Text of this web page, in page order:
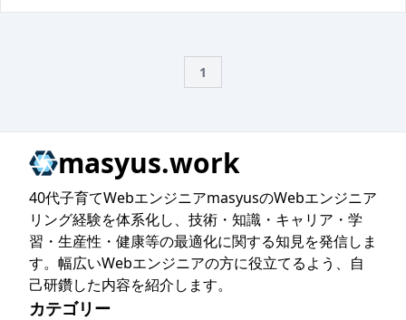
1
masyus.work
40代子育てWebエンジニアmasyusのWebエンジニア
リング経験を体系化し、技術・知識・キャリア・学
習・生産性・健康等の最適化に関する知見を発信しま
す。幅広いWebエンジニアの方に役立てるよう、自
己研鑽した内容を紹介します。
カテゴリー